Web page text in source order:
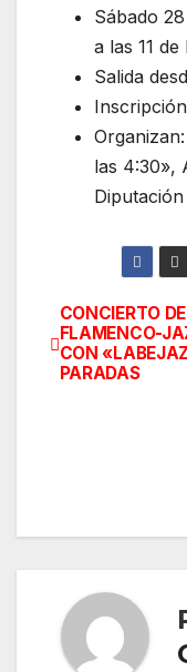
Sábado
a las 11
Salida
las 4:30»,
de
CONCIERTO DE
FLAMENCO-
CON
PARADAS